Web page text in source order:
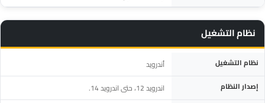
نظام التشغيل
المواصفة التفاصيلنظام التشغيل أندرويد
إصدار النظام اندرويد 12، حتى اندرويد 14.